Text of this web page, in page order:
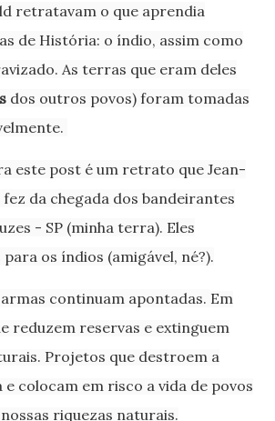
retratavam o que aprendia
de História: o índio, assim como
As terras que eram deles
dos outros povos) foram tomadas
este post é um retrato que Jean-
da chegada dos bandeirantes
- SP (minha terra). Eles
os índios (amigável, né?).
continuam apontadas. Em
reduzem reservas e extinguem
Projetos que destroem a
e colocam em risco a vida de povos
riquezas naturais.